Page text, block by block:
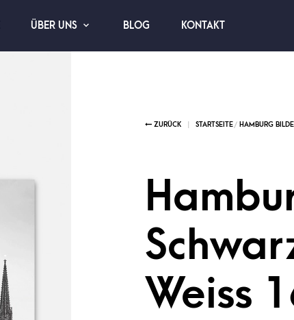
ÜBER UNS BLOG KONTAKT
Weiss